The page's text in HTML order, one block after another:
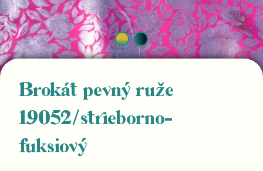
Brokát pevný ruže
19052/strieborno-
fuksiový